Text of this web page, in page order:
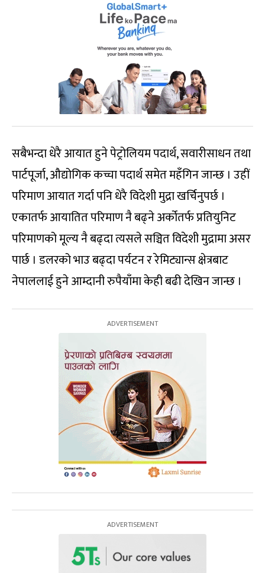
सबैभन्दा धेरै आयात हुने पेट्रोलियम पदार्थ, सवारीसाधन तथा
पार्टपूर्जा, औद्योगिक कच्चा पदार्थ समेत महँगिन जान्छ । उहीं
परिमाण आयात गर्दा पनि धेरै विदेशी मुद्रा खर्चिनुपर्छ ।
एकातर्फ आयातित परिमाण नै बढ्ने अर्कोतर्फ प्रतियुनिट
परिमाणको मूल्य नै बढ्दा त्यसले सञ्चित विदेशी मुद्रामा असर
पार्छ । डलरको भाउ बढ्दा पर्यटन र रेमिट्यान्स क्षेत्रबाट
नेपाललाई हुने आम्दानी रुपैयाँमा केही बढी देखिन जान्छ ।